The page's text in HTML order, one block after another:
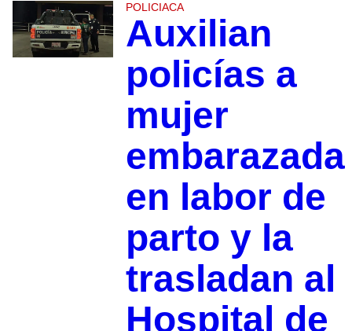
POLICIACA
Auxilian
policías a
mujer
embarazada
en labor de
parto y la
trasladan al
Hospital de